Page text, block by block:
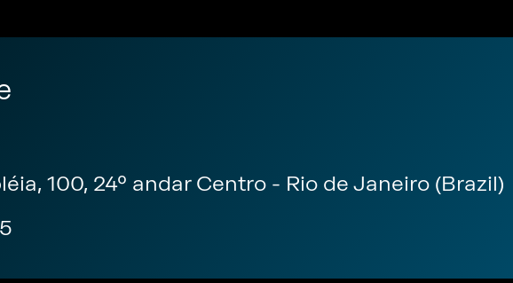
100, 24º andar Centro - Rio de Janeiro (Brazil)